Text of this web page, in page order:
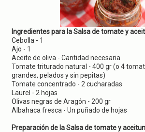
g
a
t
i
Ingredientes para la Salsa de tomate y
Cebolla - 1
Ajo - 1
Aceite de oliva - Cantidad necesaria
Tomate triturado natural - 400 gr (o 4
grandes, pelados y sin pepitas)
Tomate concentrado - 2 cucharadas
Laurel - 2 hojas
Olivas negras de Aragón - 200 gr
Albahaca fresca - Un puñado de hojas
Preparación de la Salsa de tomate y